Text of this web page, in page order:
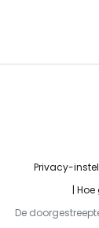
Privacy-
De